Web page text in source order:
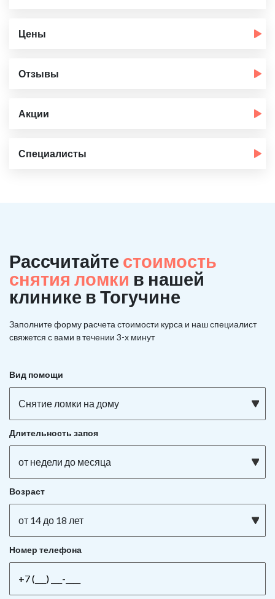
Цены
Отзывы
Акции
Специалисты
Рассчитайте стоимость
снятия ломки в нашей
клинике в Тогучине
Заполните форму расчета стоимости курса и наш специалист
свяжется с вами в течении 3-х минут
Вид помощи
Снятие ломки на дому
Длительность запоя
от недели до месяца
Возраст
от 14 до 18 лет
Номер телефона